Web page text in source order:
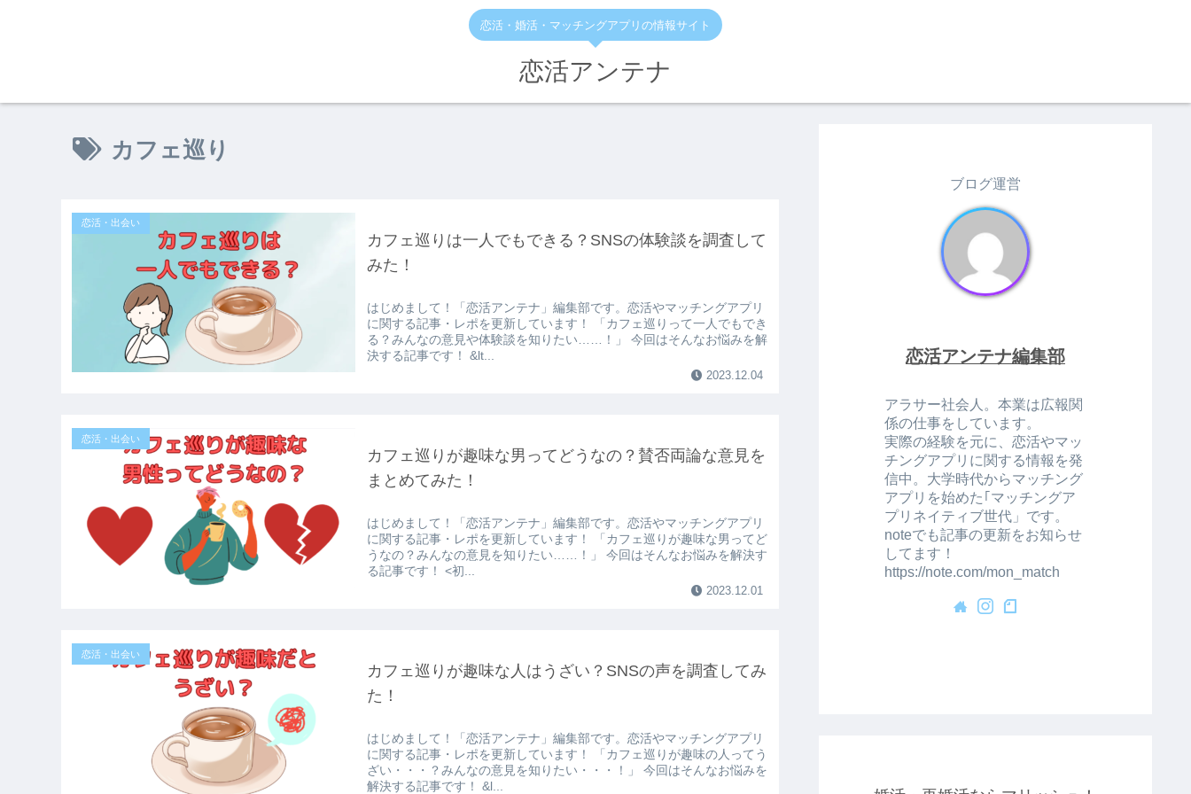
恋活・婚活・マッチングアプリの情報サイト
恋活アンテナ
カフェ巡り
恋活・出会い
カフェ巡りは一人でもできる？SNSの体験談を調査して
みた！
はじめまして！「恋活アンテナ」編集部です。恋活やマッチングアプリ
に関する記事・レポを更新しています！ 「カフェ巡りって一人でもでき
る？みんなの意見や体験談を知りたい……！」 今回はそんなお悩みを解
決する記事です！ &lt...
2023.12.04
恋活・出会い
カフェ巡りが趣味な男ってどうなの？賛否両論な意見を
まとめてみた！
はじめまして！「恋活アンテナ」編集部です。恋活やマッチングアプリ
に関する記事・レポを更新しています！ 「カフェ巡りが趣味な男ってど
うなの？みんなの意見を知りたい……！」 今回はそんなお悩みを解決す
る記事です！ <初...
2023.12.01
恋活・出会い
カフェ巡りが趣味な人はうざい？SNSの声を調査してみ
た！
はじめまして！「恋活アンテナ」編集部です。恋活やマッチングアプリ
に関する記事・レポを更新しています！ 「カフェ巡りが趣味の人ってう
ざい・・・？みんなの意見を知りたい・・・！」 今回はそんなお悩みを
解決する記事です！ &l...
ブログ運営
恋活アンテナ編集部
アラサー社会人。本業は広報関
係の仕事をしています。
実際の経験を元に、恋活やマッ
チングアプリに関する情報を発
信中。大学時代からマッチング
アプリを始めた｢マッチングア
プリネイティブ世代」です。
noteでも記事の更新をお知らせ
してます！
https://note.com/mon_match